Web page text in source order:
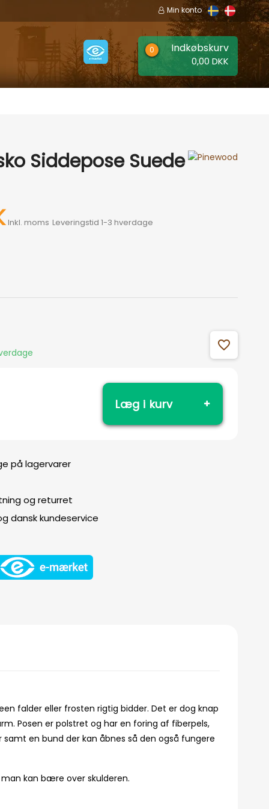
Min konto
Indkøbskurv
0,00 DKK
MÆRKER
Siddepose Suede
Inkl. moms Leveringstid 1-3 hverdage
favorite_outline
Læg i kurv
på lagervarer
og returret
dansk kundeservice
falder eller frosten rigtig bidder. Det er dog knap
Posen er polstret og har en foring af fiberpels,
en bund der kan åbnes så den også fungere
kan bære over skulderen.